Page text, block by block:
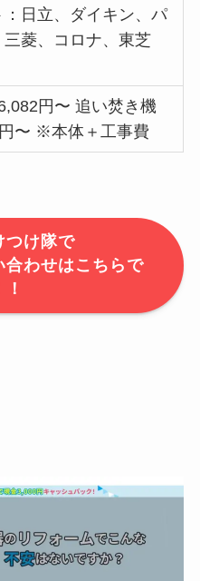
：日立、ダイキン、パ
菱、コロナ、東芝
円〜 追い焚き機
〜 ※本体＋工事費
つけ隊で
合わせはこちらで